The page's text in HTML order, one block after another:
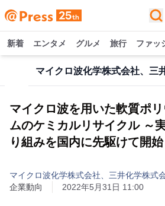
新着 エンタメ グルメ 旅行 ファッ
マイクロ波を用いた軟質ポ
ムのケミカルリサイクル ～
り組みを国内に先駆けて開始
マイクロ波化学株式会社、三井化学株式
企業動向
2022年5月31日 11:00